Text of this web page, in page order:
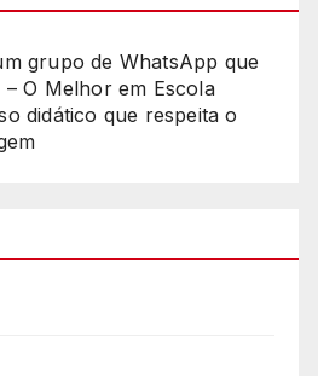
grupo de WhatsApp que
O Melhorem Escola
didático que respeita o